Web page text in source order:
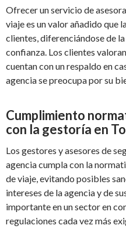
Ofrecer un servicio de
viaje es un valor añadido que
clientes, diferenciándose de
confianza. Los clientes
cuentan con un respaldo en
agencia se preocupa por su
Cumplimiento
con la gestoría en
Los gestores y asesores de
agencia cumpla con la
de viaje, evitando posibles
intereses de la agencia y de
importante en un sector en
regulaciones cada vez más